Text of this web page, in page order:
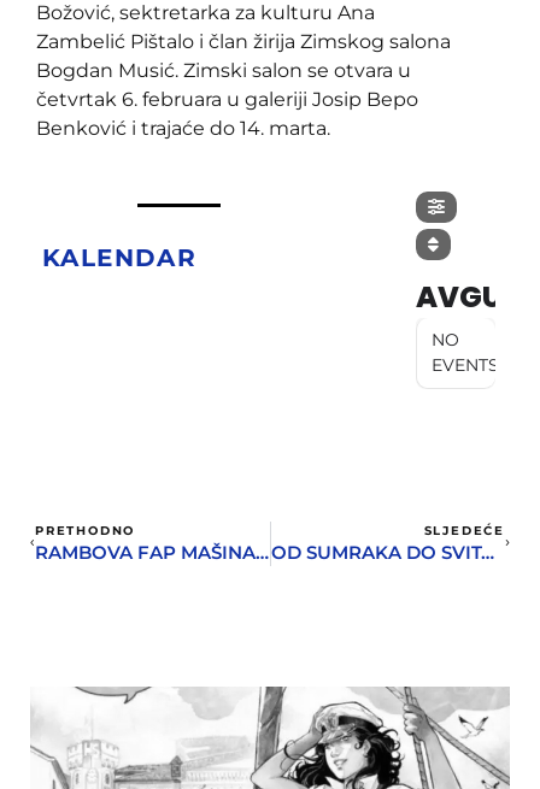
Božović, sektretarka za kulturu Ana
Zambelić Pištalo i član žirija Zimskog salona
Bogdan Musić. Zimski salon se otvara u
četvrtak 6. februara u galeriji Josip Bepo
Benković i trajaće do 14. marta.
KALENDAR
AVGUST
NO
EVENTS
PRETHODNO
RAMBOVA FAP MAŠINA PRIJAVLJENA ZA TRKU KARIĆA
SLJEDEĆE
OD SUMRAKA DO SVITANJA – ZIMSKI STRIP VIKEND U HERCEG NOVOM